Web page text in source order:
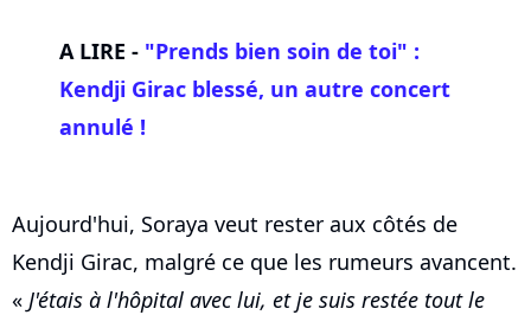
A LIRE - "Prends bien soin de toi" :
Kendji Girac blessé, un autre concert
annulé !
Aujourd'hui, Soraya veut rester aux côtés de
Kendji Girac, malgré ce que les rumeurs avancent.
« J'étais à l'hôpital avec lui, et je suis restée tout le